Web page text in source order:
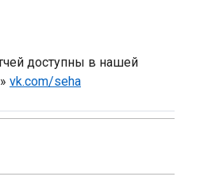
доступны в нашей
vk.com/seha